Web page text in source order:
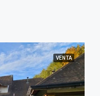
VENTA